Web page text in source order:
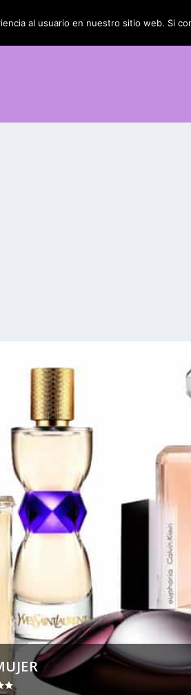
al usuario en nuestro sitio web. Si